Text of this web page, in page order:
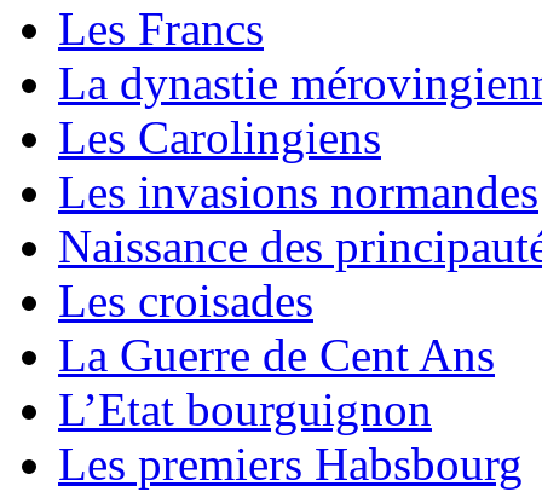
Les Francs
La dynastie
Les Carolingiens
Les invasions normandes
Naissance des
Les croisades
La Guerre de Cent Ans
L’Etat bourguignon
Les premiers Habsbourg